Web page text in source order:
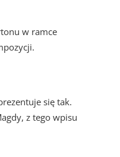
w ramce
się tak.
z tego wpisu